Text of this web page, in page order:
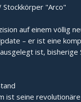
Stockkörper "Arco"
auf einem völlig
– er ist eine
ist, bisherige
ist seine